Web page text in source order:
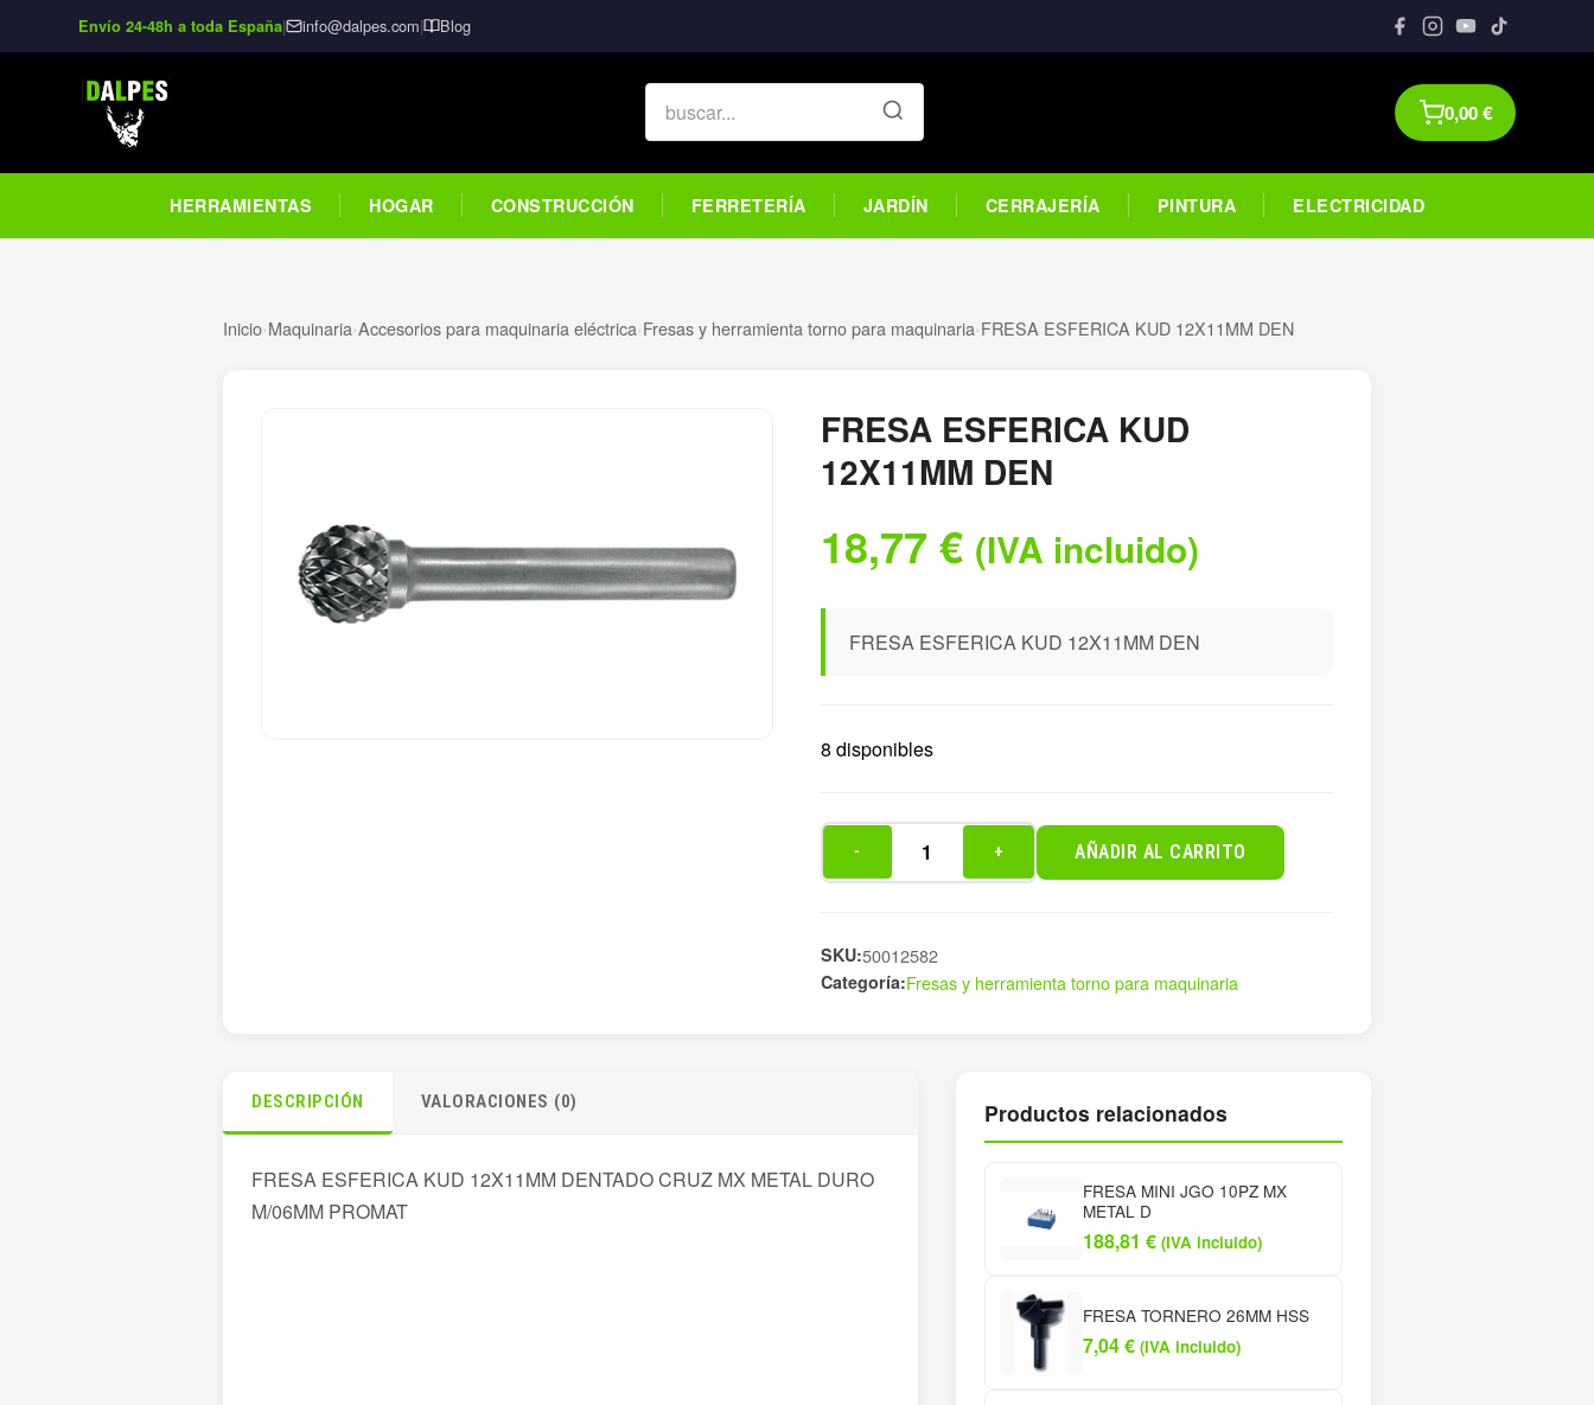
Envío 24-48h a toda España| info@dalpes.com| Blog
0,00€
HERRAMIENTAS HOGAR CONSTRUCCIÓN FERRETERÍA JARDÍN CERRAJERÍA PINTURA ELECTRICIDAD
Inicio›Maquinaria›Accesorios para maquinaria eléctrica›Fresas y herramienta torno para maquinaria›FRESA ESFERICA KUD 12X11MM DEN
FRESA ESFERICA KUD
12X11MM DEN
18,77 € (IVA incluido)
FRESA ESFERICA KUD 12X11MM DEN
8 disponibles
12X11MM
DEN
- + AÑADIR AL CARRITO
SKU:50012582
Categoría:Fresas y herramienta torno para maquinaria
DESCRIPCIÓN VALORACIONES (0)
FRESA ESFERICA KUD 12X11MM DENTADO CRUZ MX METAL DURO
M/06MM PROMAT
Productos relacionados
FRESA MINI JGO 10PZ MX
METAL D
188,81 € (IVA incluido)
FRESA TORNERO 26MM HSS
7,04€ (IVA incluido)